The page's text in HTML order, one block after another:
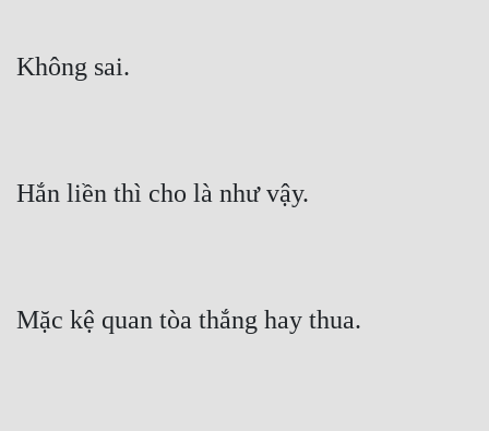
Không sai.
Hắn liền thì cho là như vậy.
Mặc kệ quan tòa thắng hay thua.